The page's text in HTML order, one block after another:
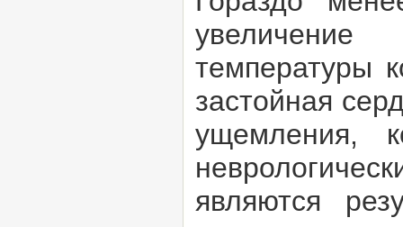
температуры
застойная
ущемления,
являются